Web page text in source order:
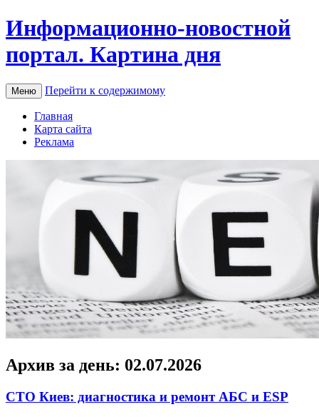
Информационно-новостной
портал. Картина дня
Меню Перейти к содержимому
Главная
Карта сайта
Реклама
Архив за день: 02.07.2026
СТО Киев: диагностика и ремонт АБС и ESP